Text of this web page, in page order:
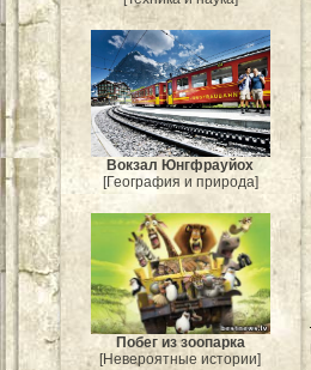
Вокзал Юнгфрауйох
[География и природа]
Побег из зоопарка
[Невероятные истории]